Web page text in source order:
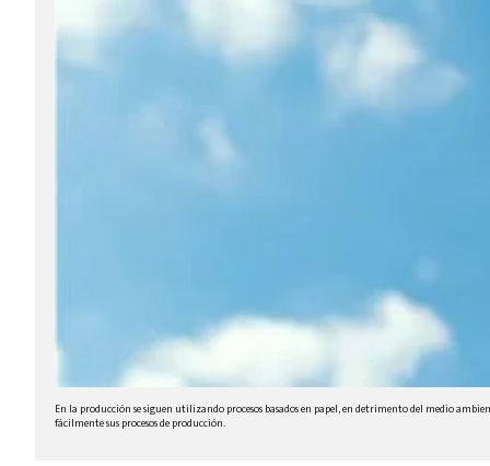
En la producción se siguen utilizando procesos basados en papel, en detrimento del medio
fácilmente sus procesos de producción.